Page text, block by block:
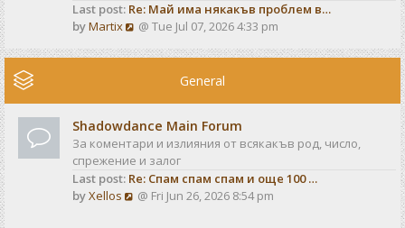
Last post: Re: Май има някакъв проблем в…
byMartix
V
e
e
l
a
t
e
@ Tue Jul 07, 2026 4:33 pm
General
Shadowdance Main Forum
За коментари и излияния от всякакъв род, число,
спрежение и залог
Last post: Re: Спам спам спам и още 100 …
byXellos
V@ Fri Jun 26, 2026 8:54 pm